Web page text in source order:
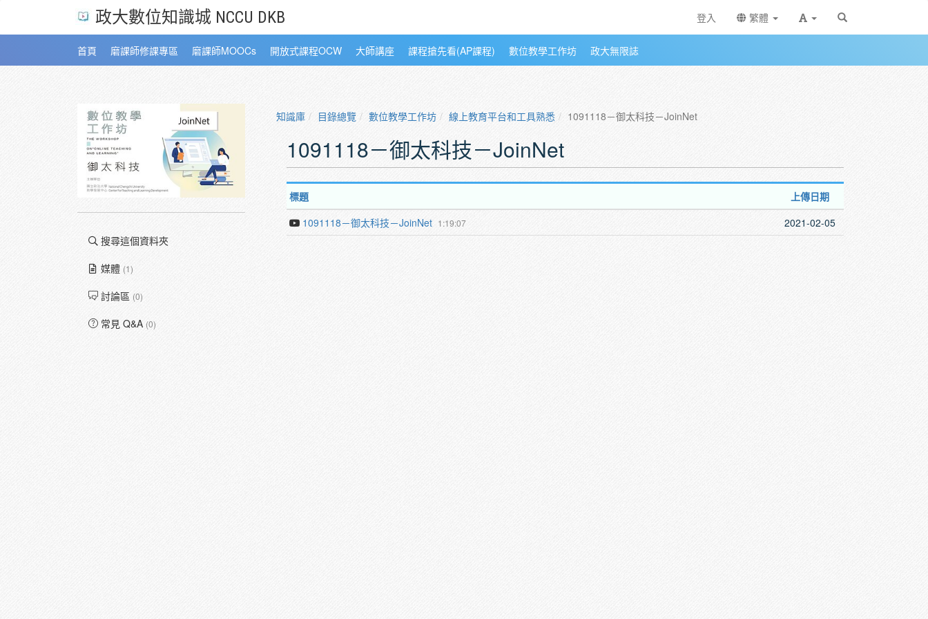
政大數位知識城 NCCU DKB 登入 繁體
首頁 磨課師修課專區 磨課師MOOCs 開放式課程OCW 大師講座 課程搶先看(AP課程) 數位教學工作坊 政大無限誌
搜尋這個資料夾
媒體 (1)
討論區 (0)
常見 Q&A (0)
知識庫 目錄總覽 數位教學工作坊 線上教育平台和工具熟悉 1091118－御太科技－JoinNet
1091118－御太科技－JoinNet
標題 上傳日期
1:19:07
1091118－御太科技－JoinNet 2021-02-05